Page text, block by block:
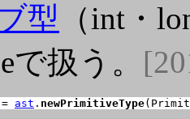
型 （int・
で扱う。
=
ast . newPrimitiveType